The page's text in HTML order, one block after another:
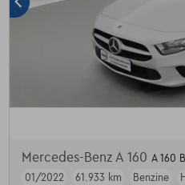
Mercedes-Benz A 160 A 160
01/2022
61.933 km Benzine